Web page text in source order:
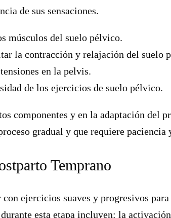
de sus sensaciones.
músculos del suelo pélvico.
la contracción y relajación del suelo
en la pelvis.
de los ejercicios de suelo pélvico.
componentes y en la adaptación del
gradual y que requiere paciencia
Temprano
ejercicios suaves y progresivos
esta etapa incluyen: la